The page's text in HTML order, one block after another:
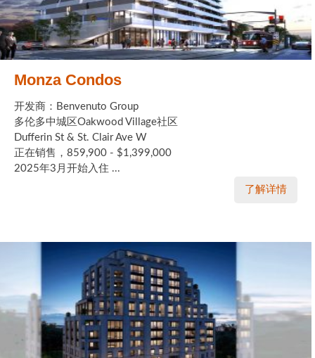
Monza Condos
开发商：Benvenuto Group
多伦多中城区Oakwood Village社区
Dufferin St & St. Clair Ave W
正在销售，859,900 - $1,399,000
2025年3月开始入住 ...
了解详情